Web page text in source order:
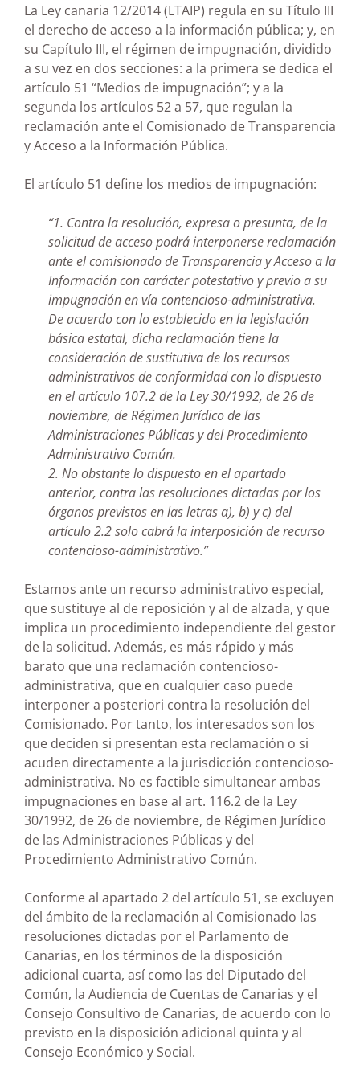
La Ley canaria 12/2014 (LTAIP) regula en su Título III
el derecho de acceso a la información pública; y, en
su Capítulo III, el régimen de impugnación, dividido
a su vez en dos secciones: a la primera se dedica el
artículo 51 “Medios de impugnación”; y a la
segunda los artículos 52 a 57, que regulan la
reclamación ante el Comisionado de Transparencia
y Acceso a la Información Pública.
El artículo 51 define los medios de impugnación:
“1. Contra la resolución, expresa o presunta, de la
solicitud de acceso podrá interponerse reclamación
ante el comisionado de Transparencia y Acceso a la
Información con carácter potestativo y previo a su
impugnación en vía contencioso-administrativa.
De acuerdo con lo establecido en la legislación
básica estatal, dicha reclamación tiene la
consideración de sustitutiva de los recursos
administrativos de conformidad con lo dispuesto
en el artículo 107.2 de la Ley 30/1992, de 26 de
noviembre, de Régimen Jurídico de las
Administraciones Públicas y del Procedimiento
Administrativo Común.
2. No obstante lo dispuesto en el apartado
anterior, contra las resoluciones dictadas por los
órganos previstos en las letras a), b) y c) del
artículo 2.2 solo cabrá la interposición de recurso
contencioso-administrativo.”
Estamos ante un recurso administrativo especial,
que sustituye al de reposición y al de alzada, y que
implica un procedimiento independiente del gestor
de la solicitud. Además, es más rápido y más
barato que una reclamación contencioso-
administrativa, que en cualquier caso puede
interponer a posteriori contra la resolución del
Comisionado. Por tanto, los interesados son los
que deciden si presentan esta reclamación o si
acuden directamente a la jurisdicción contencioso-
administrativa. No es factible simultanear ambas
impugnaciones en base al art. 116.2 de la Ley
30/1992, de 26 de noviembre, de Régimen Jurídico
de las Administraciones Públicas y del
Procedimiento Administrativo Común.
Conforme al apartado 2 del artículo 51, se excluyen
del ámbito de la reclamación al Comisionado las
resoluciones dictadas por el Parlamento de
Canarias, en los términos de la disposición
adicional cuarta, así como las del Diputado del
Común, la Audiencia de Cuentas de Canarias y el
Consejo Consultivo de Canarias, de acuerdo con lo
previsto en la disposición adicional quinta y al
Consejo Económico y Social.